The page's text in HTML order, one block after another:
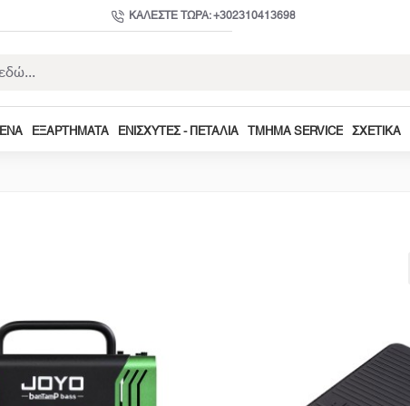
ΚΑΛΈΣΤΕ ΤΏΡΑ: +302310413698
ΕΞΑΡΤΉΜΑΤΑ ΕΝΙΣΧΥΤΈΣ - ΠΕΤΆΛΙΑ ΤΜΉΜΑ SERVICE ΣΧΕΤΙΚΆ